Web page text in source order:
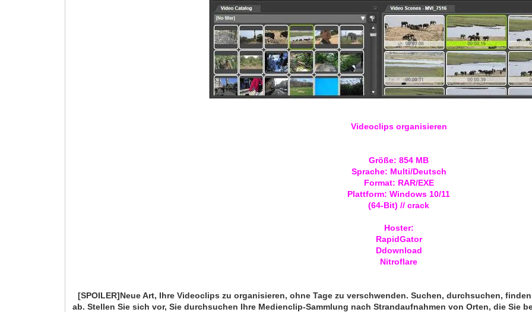
Videoclips organisieren
Größe: 854 MB
Sprache: Multi/Deutsch
Format: RAR/EXE
Plattform: Windows 10/11
(64-Bit) // crack
Hoster:
RapidGator
Ddownload
Nitroflare
[SPOILER]Neue Art, Ihre Videoclips zu organisieren, ohne Tage zu verschwenden. Suchen, durchsuchen,
ab. Stellen Sie sich vor, Sie durchsuchen Ihre Medienclip-Sammlung nach Strandaufnahmen von Orten, die Sie